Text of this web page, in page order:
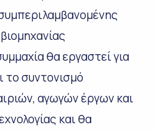
θα εργαστεί για
το συντονισμό
αγωγών έργων και
και θα